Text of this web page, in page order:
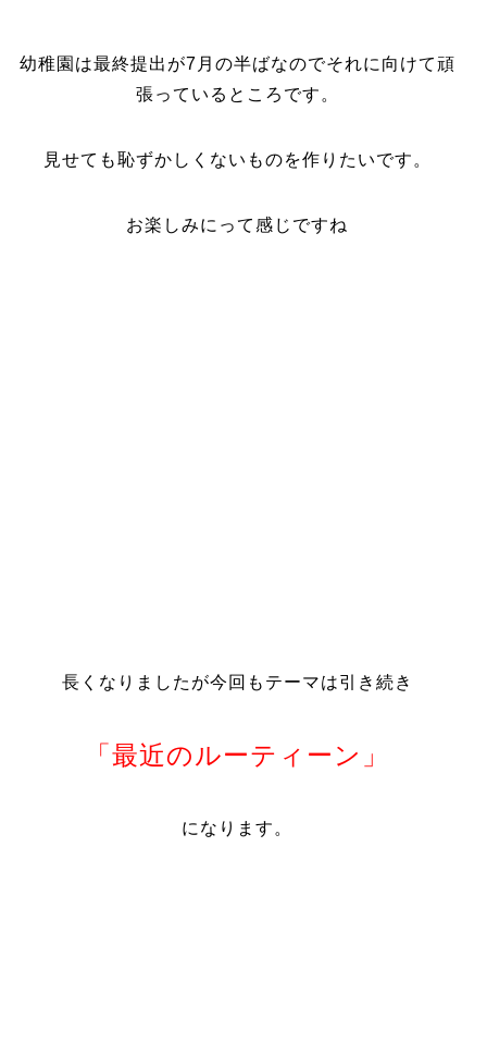
幼稚園は最終提出が7月の半ばなのでそれに向けて頑
張っているところです。
見せても恥ずかしくないものを作りたいです。
お楽しみにって感じですね
長くなりましたが今回もテーマは引き続き
「最近のルーティーン」
になります。